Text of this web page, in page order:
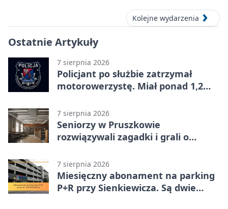
Kolejne wydarzenia
Ostatnie Artykuły
7 sierpnia 2026
Policjant po służbie zatrzymał
motorowerzystę. Miał ponad 1,2
7 sierpnia 2026
Seniorzy w Pruszkowie
rozwiązywali zagadki i grali o
7 sierpnia 2026
Miesięczny abonament na parking
P+R przy Sienkiewicza. Są dwie